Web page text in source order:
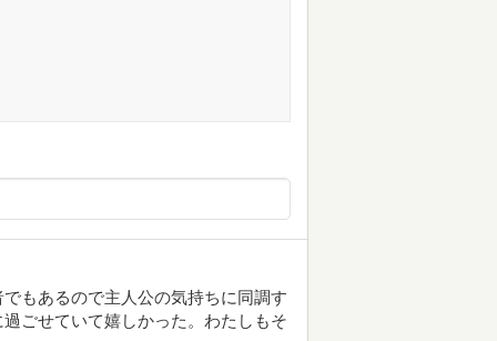
もあるので主人公の気持ちに同調す
ごせていて嬉しかった。わたしもそ